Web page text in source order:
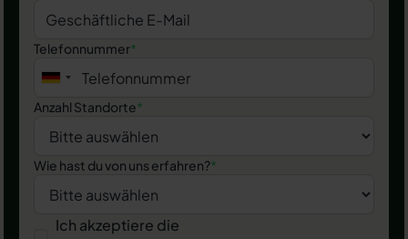
Telefonnummer*
Anzahl Standorte*
Wie hast du von uns erfahren?*
Ich akzeptiere die